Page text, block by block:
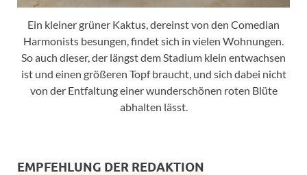
Ein kleiner grüner Kaktus, dereinst von den Comedian
Harmonists besungen, findet sich in vielen Wohnungen.
So auch dieser, der längst dem Stadium klein entwachsen
ist und einen größeren Topf braucht, und sich dabei nicht
von der Entfaltung einer wunderschönen roten Blüte
abhalten lässt.
EMPFEHLUNG DER REDAKTION